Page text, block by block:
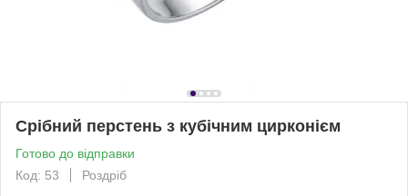
Срібний перстень з кубічним цирконієм
Готово до відправки
Код: 53
Роздріб